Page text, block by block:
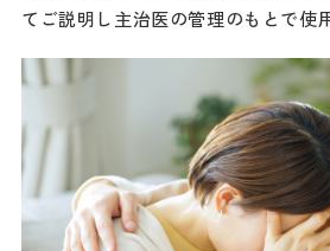
てご説明し主治医の管理のもとで使